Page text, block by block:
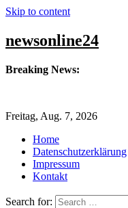
Skip to content
newsonline24
Breaking News:
Dr. Reuter Investor
Neuro-Jonglage:
Erlebnistour zu
Freitag, Aug. 7, 2026
Home
Datenschutzerklärung
Impressum
Kontakt
Search for: